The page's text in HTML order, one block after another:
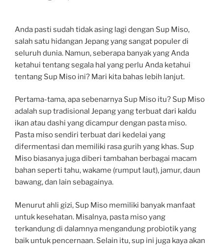
Anda pasti sudah tidak asing lagi dengan Sup Miso,
salah satu hidangan Jepang yang sangat populer di
seluruh dunia. Namun, seberapa banyak yang Anda
ketahui tentang segala hal yang perlu Anda ketahui
tentang Sup Miso ini? Mari kita bahas lebih lanjut.
Pertama-tama, apa sebenarnya Sup Miso itu? Sup Miso
adalah sup tradisional Jepang yang terbuat dari kaldu
ikan atau dashi yang dicampur dengan pasta miso.
Pasta miso sendiri terbuat dari kedelai yang
difermentasi dan memiliki rasa gurih yang khas. Sup
Miso biasanya juga diberi tambahan berbagai macam
bahan seperti tahu, wakame (rumput laut), jamur, daun
bawang, dan lain sebagainya.
Menurut ahli gizi, Sup Miso memiliki banyak manfaat
untuk kesehatan. Misalnya, pasta miso yang
terkandung di dalamnya mengandung probiotik yang
baik untuk pencernaan. Selain itu, sup ini juga kaya akan